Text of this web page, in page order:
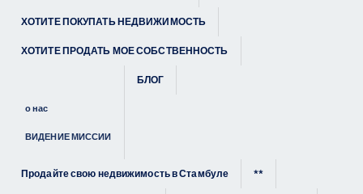
ХОТИТЕ ПОКУПАТЬ НЕДВИЖИМОСТЬ
ХОТИТЕ ПРОДАТЬ МОЕ СОБСТВЕННОСТЬ
о нас
ВИДЕНИЕ МИССИИ
БЛОГ
Продайте свою недвижимость в Стамбуле **